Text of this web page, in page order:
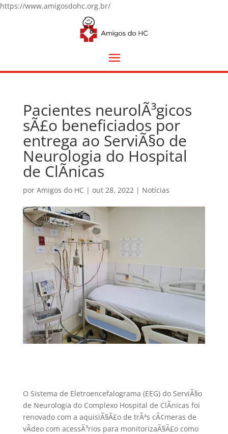
https://www.amigosdohc.org.br/
Pacientes neurolÃ³gicos
sÃ£o beneficiados por
entrega ao ServiÃ§o de
Neurologia do Hospital
de ClÃ­nicas
por Amigos do HC | out 28, 2022| Notícias
O Sistema de Eletroencefalograma (EEG) do ServiÃ§o
de Neurologia do Complexo Hospital de ClÃ­nicas foi
renovado com a aquisiÃ§Ã£o de trÃªs cÃ¢meras de
vÃ­deo com acessÃ³rios para monitorizaÃ§Ã£o como